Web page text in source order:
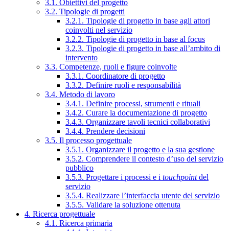
3.1. Obiettivi del progetto
3.2. Tipologie di progetti
3.2.1. Tipologie di progetto in base agli attori
coinvolti nel servizio
3.2.2. Tipologie di progetto in base al focus
3.2.3. Tipologie di progetto in base all’ambito di
intervento
3.3. Competenze, ruoli e figure coinvolte
3.3.1. Coordinatore di progetto
3.3.2. Definire ruoli e responsabilità
3.4. Metodo di lavoro
3.4.1. Definire processi, strumenti e rituali
3.4.2. Curare la documentazione di progetto
3.4.3. Organizzare tavoli tecnici collaborativi
3.4.4. Prendere decisioni
3.5. Il processo progettuale
3.5.1. Organizzare il progetto e la sua gestione
3.5.2. Comprendere il contesto d’uso del servizio
pubblico
3.5.3. Progettare i processi e i touchpointdel
servizio
3.5.4. Realizzare l’interfaccia utente del servizio
3.5.5. Validare la soluzione ottenuta
4. Ricerca progettuale
4.1. Ricerca primaria